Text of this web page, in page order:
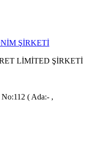
ŞİRKETİ
LİMİTED ŞİRKETİ
No:112 ( Ada:- ,